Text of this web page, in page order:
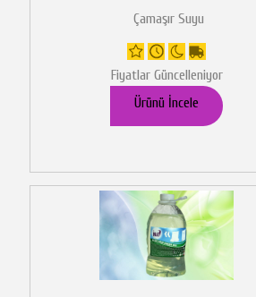
Çamaşır Suyu
Fiyatlar Güncelleniyor
Ürünü İncele